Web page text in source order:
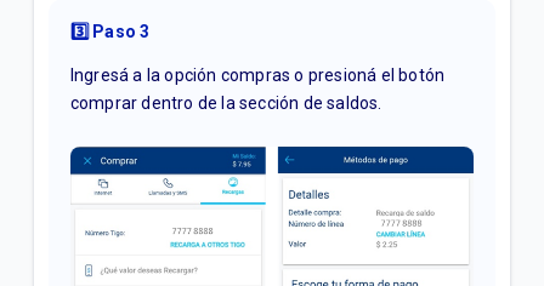
3️⃣ Paso 3
Ingresá a la opción compras o presioná el botón
comprar dentro de la sección de saldos.